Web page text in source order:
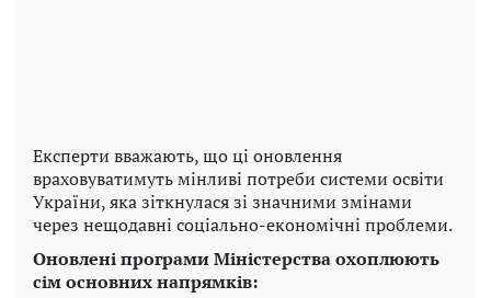
Експерти вважають, що ці оновлення
враховуватимуть мінливі потреби системи освіти
України, яка зіткнулася зі значними змінами
через нещодавні соціально-економічні проблеми.
Оновлені програми Міністерства охоплюють
сім основних напрямків: